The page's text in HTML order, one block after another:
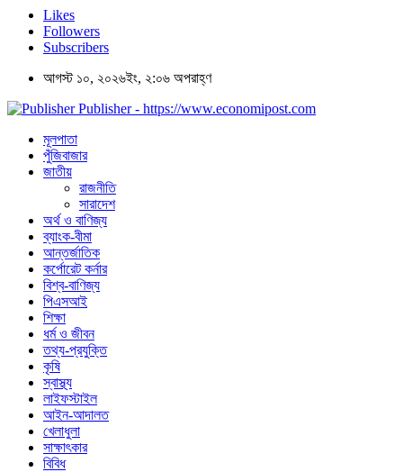
Likes
Followers
Subscribers
আগস্ট ১০, ২০২৬ইং, ২:০৬ অপরাহ্ণ
Publisher - https://www.economipost.com
মূলপাতা
পুঁজিবাজার
জাতীয়
রাজনীতি
সারাদেশ
অর্থ ও বাণিজ্য
ব্যাংক-বীমা
আন্তর্জাতিক
কর্পোরেট কর্নার
বিশ্ব-বাণিজ্য
পিএসআই
শিক্ষা
ধর্ম ও জীবন
তথ্য-প্রযুক্তি
কৃষি
স্বাস্থ্য
লাইফস্টাইল
আইন-আদালত
খেলাধুলা
সাক্ষাৎকার
বিবিধ